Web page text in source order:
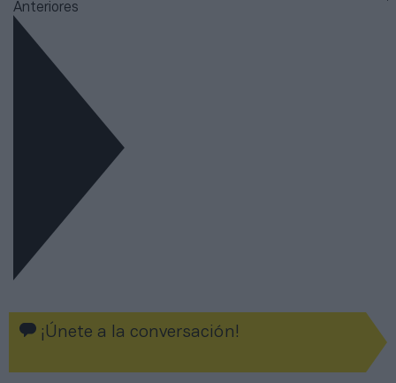
Anteriores
¡Únete a la conversación!